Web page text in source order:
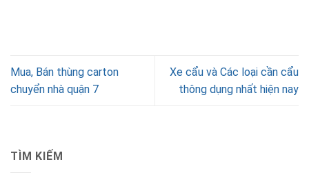
Mua, Bán thùng carton
chuyển nhà quận 7
Xe cẩu và Các loại cần cẩu
thông dụng nhất hiện nay
TÌM KIẾM